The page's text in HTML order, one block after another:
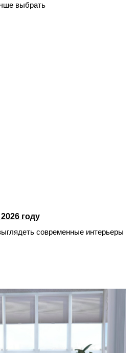
выбрать
году
современные интерьеры